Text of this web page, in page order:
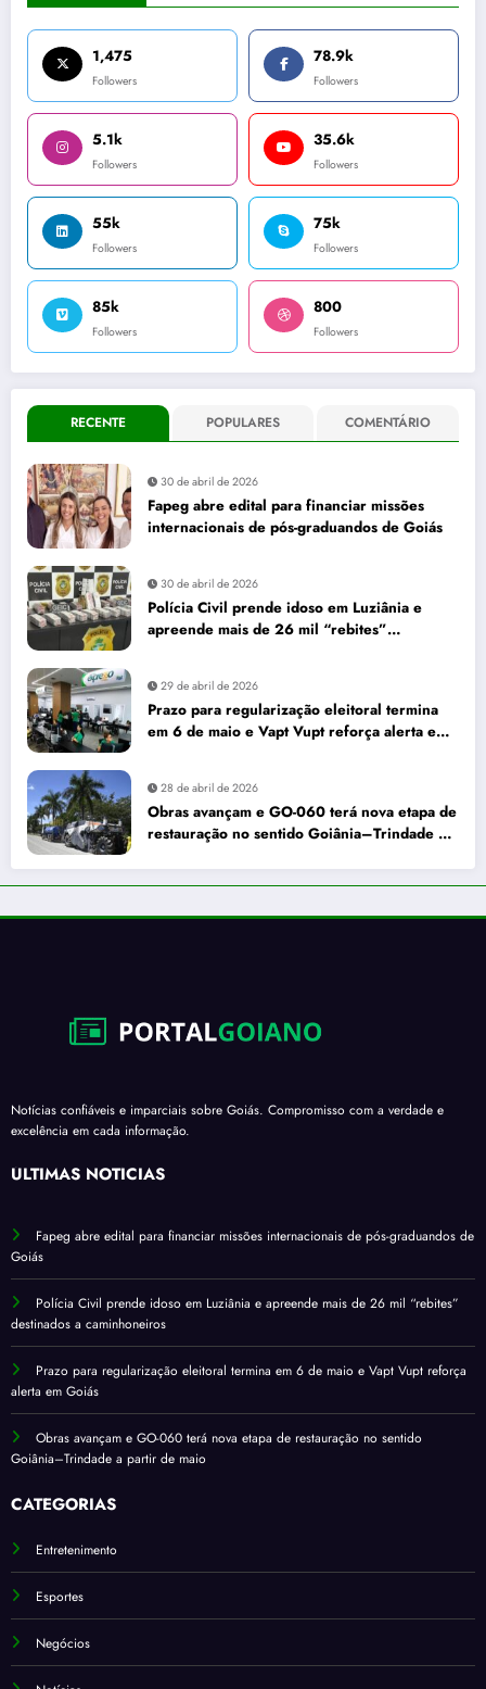
1,475
Followers
78.9k
Followers
5.1k
Followers
35.6k
Followers
55k
Followers
75k
Followers
85k
Followers
800
Followers
RECENTE POPULARES COMENTÁRIO
30 de abril de 2026
Fapeg abre edital para financiar missões
internacionais de pós-graduandos de Goiás
30 de abril de 2026
Polícia Civil prende idoso em Luziânia e
apreende mais de 26 mil “rebites”
29 de abril de 2026
Prazo para regularização eleitoral termina
em 6 de maio e Vapt Vupt reforça alerta em
28 de abril de 2026
Obras avançam e GO-060 terá nova etapa de
restauração no sentido Goiânia–Trindade a
Notícias confiáveis e imparciais sobre Goiás. Compromisso com a verdade e
excelência em cada informação.
ÚLTIMAS NOTÍCIAS
Fapeg abre edital para financiar missões internacionais de pós-graduandos de
Goiás
Polícia Civil prende idoso em Luziânia e apreende mais de 26 mil “rebites”
destinados a caminhoneiros
Prazo para regularização eleitoral termina em 6 de maio e Vapt Vupt reforça
alerta em Goiás
Obras avançam e GO-060 terá nova etapa de restauração no sentido
Goiânia–Trindade a partir de maio
CATEGORIAS
Entretenimento
Esportes
Negócios